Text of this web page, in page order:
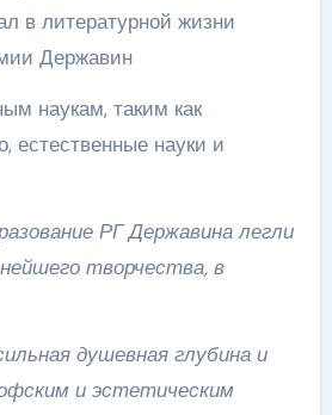
в литературной жизни
Державин
наукам, таким как
естественные науки и
РГ Державина легли
творчества, в
и эстетическим